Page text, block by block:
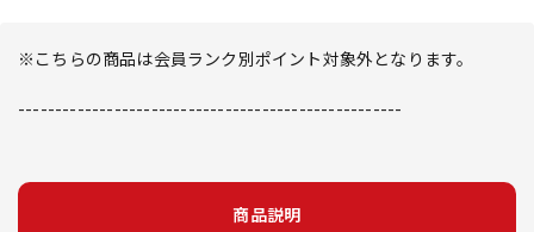
※こちらの商品は会員ランク別ポイント対象外となります。
----------------------------------------------------
商品説明